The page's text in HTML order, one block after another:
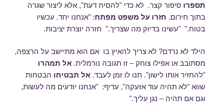
תספרו סיפור קצר. לא כדי "להסיח דעת", אלא ליצור שגרה
בתוך חירום. חזרו על משפט מפתח: "אנחנו יחד. עכשיו
בטוח." "עשינו בדיוק מה שצריך." חזרה יוצרת יציבות.
הילד לא נרדם? לא צריך להאיץ בו אם הוא מתיישב על הרצפה,
מסתובב או אפילו צוחק – זו תגובה נורמלית. אל תמהרו
"להחזיר אותו לישון". תנו לו זמן לעבד. אל תבטיחו הבטחות
שווא "לא תהיה עוד אזעקה", עדיף: "אנחנו יודעים מה לעשות,
וגם אם תהיה – נגן עליך."